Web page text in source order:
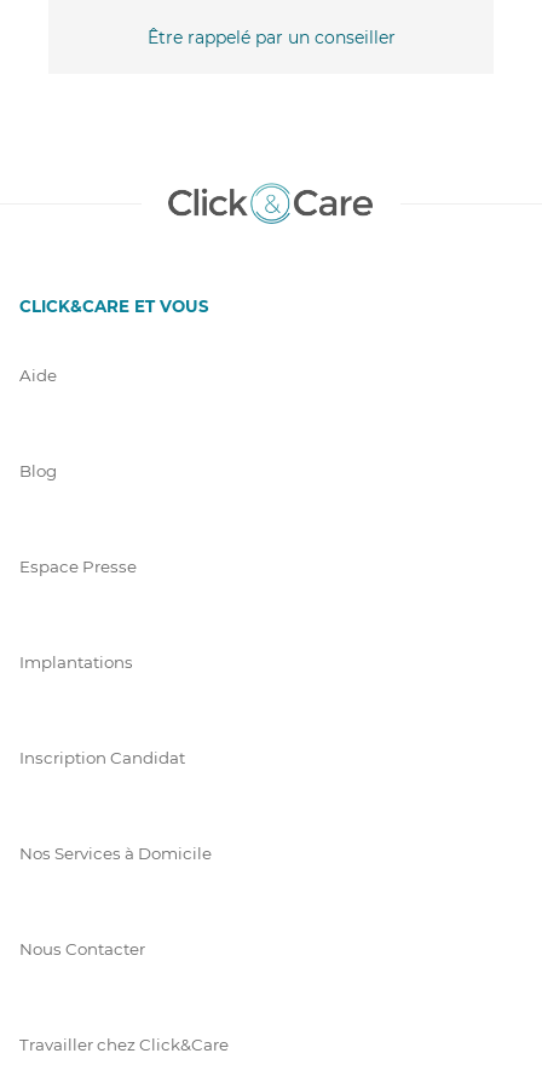
Être rappelé par un conseiller
CLICK&CARE ET VOUS
Aide
Blog
Espace Presse
Implantations
Inscription Candidat
Nos Services à Domicile
Nous Contacter
Travailler chez Click&Care